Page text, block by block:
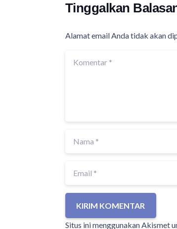
Tinggalkan
Alamat email Anda tidak akan
KIRIM KOMENTAR
Situs ini menggunakan Akismet